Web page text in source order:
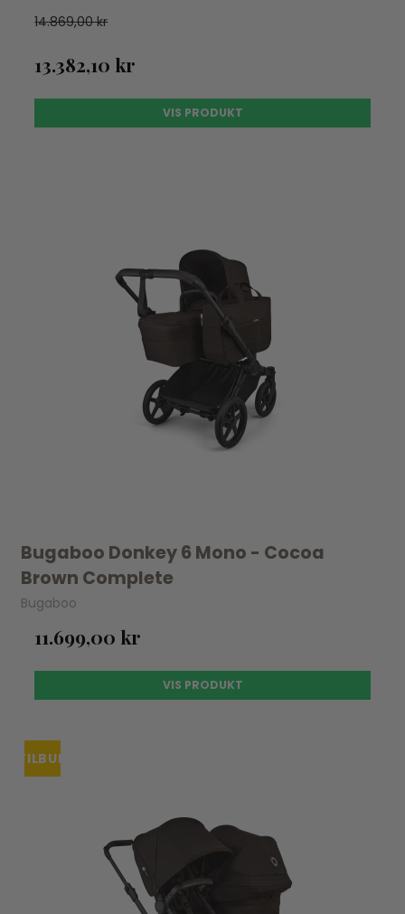
14.869,00 kr
13.382,10 kr
VIS PRODUKT
Bugaboo Donkey 6 Mono - Cocoa
Brown Complete
Bugaboo
11.699,00 kr
VIS PRODUKT
TILBUD